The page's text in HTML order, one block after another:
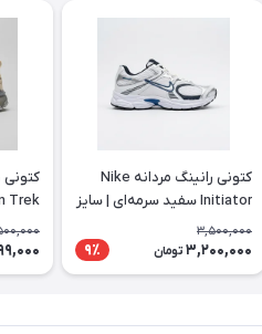
کتونی رانینگ مردانه Nike
Initiator سفید سرمه‌ای | سایز
3,500,000
3,200,000 تومان 9٪